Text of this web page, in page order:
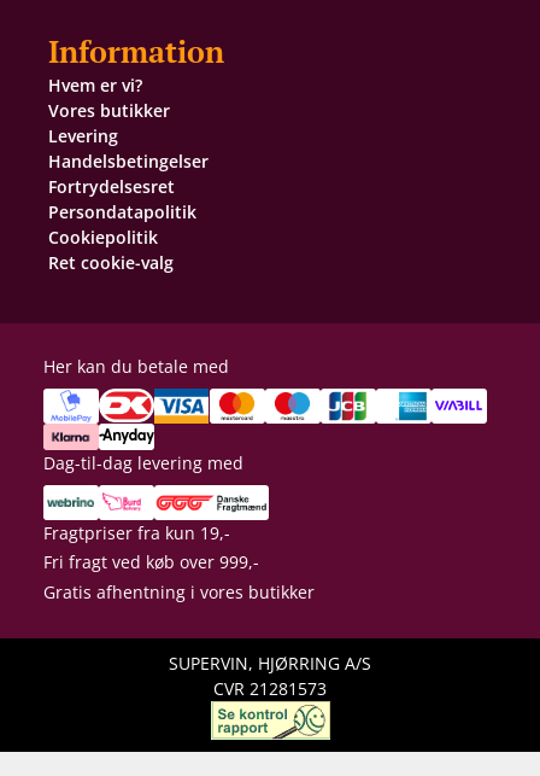
Information
Hvem er vi?
Vores butikker
Levering
Handelsbetingelser
Fortrydelsesret
Persondatapolitik
Cookiepolitik
Ret cookie-valg
Her kan du betale med
Dag-til-dag levering med
Fragtpriser fra kun 19,-
Fri fragt ved køb over 999,-
Gratis afhentning i vores butikker
SUPERVIN, HJØRRING A/S
CVR 21281573